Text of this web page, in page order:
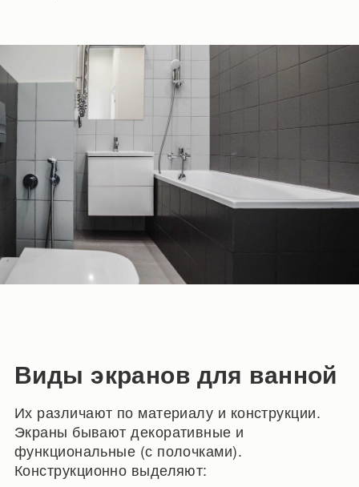
Виды экранов для ванной
Их различают по материалу и конструкции.
Экраны бывают декоративные и
функциональные (с полочками).
Конструкционно выделяют: